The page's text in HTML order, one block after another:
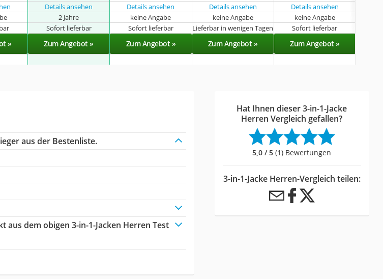
Details ansehen Details ansehen Details ansehen Details ansehen
2 Jahre keine Angabe keine Angabe keine Angabe
Sofort lieferbar Sofort lieferbar Lieferbar in wenigen Tagen Sofort lieferbar
» Zum Angebot » Zum Angebot » Zum Angebot » Zum Angebot »
aus der Bestenliste.
aus dem obigen 3-in-1-Jacken Herren Test
Hat Ihnen dieser 3-in-1-Jacke
Herren Vergleich gefallen?
5,0 / 5 (1) Bewertungen
3-in-1-Jacke Herren-Vergleich teilen: